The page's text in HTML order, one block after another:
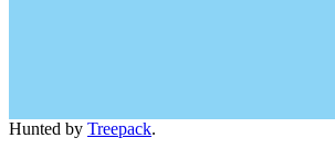
Hunted by Treepack.